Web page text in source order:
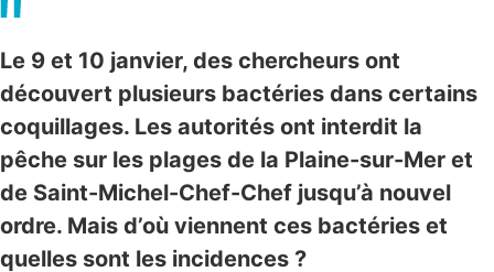
Le 9 et 10 janvier, des chercheurs ont
découvert plusieurs bactéries dans certains
coquillages. Les autorités ont interdit la
pêche sur les plages de la Plaine-sur-Mer et
de Saint-Michel-Chef-Chef jusqu’à nouvel
ordre. Mais d’où viennent ces bactéries et
quelles sont les incidences ?